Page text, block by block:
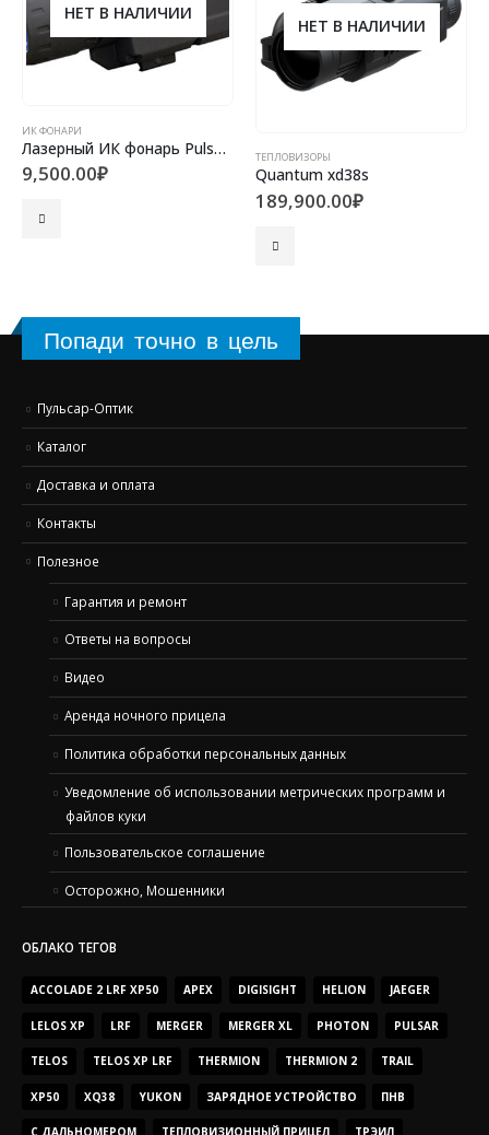
НЕТ В НАЛИЧИИ
ИК ФОНАРИ
Лазерный ИК фонарь Pulsar 940
9,500.00₽
НЕТ В НАЛИЧИИ
ТЕПЛОВИЗОРЫ
Quantum xd38s
189,900.00₽
Попади точно в цель
Пульсар-Оптик
Каталог
Доставка и оплата
Контакты
Полезное
Гарантия и ремонт
Ответы на вопросы
Видео
Аренда ночного прицела
Политика обработки персональных данных
Уведомление об использовании метрических программ и
файлов куки
Пользовательское соглашение
Осторожно, Мошенники
ОБЛАКО ТЕГОВ
ACCOLADE 2 LRF XP50 APEX DIGISIGHT HELION JAEGER
LELOS XP LRF MERGER MERGER XL PHOTON PULSAR
TELOS TELOS XP LRF THERMION THERMION 2 TRAIL
XP50 XQ38 YUKON ЗАРЯДНОЕ УСТРОЙСТВО ПНВ